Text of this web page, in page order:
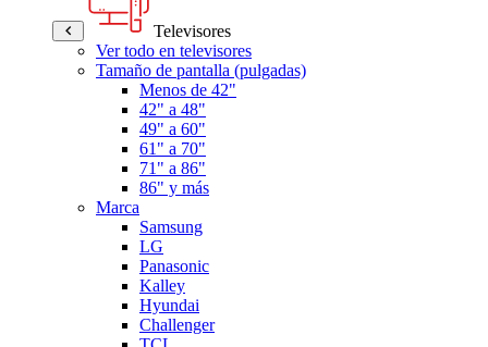
Televisores
Ver todo en televisores
Tamaño de pantalla (pulgadas)
Menos de 42"
42" a 48"
49" a 60"
61" a 70"
71" a 86"
86" y más
Marca
Samsung
LG
Panasonic
Kalley
Hyundai
Challenger